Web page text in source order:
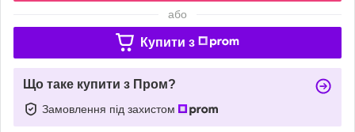
або
Купити з
Що таке купити з Пром?
Замовлення під захистом